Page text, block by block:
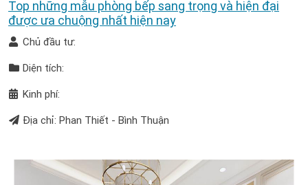
Top những mẫu phòng bếp sang trọng và hiện đại
được ưa chuộng nhất hiện nay
Chủ đầu tư:
Diện tích:
Kinh phí:
Địa chỉ: Phan Thiết - Bình Thuận